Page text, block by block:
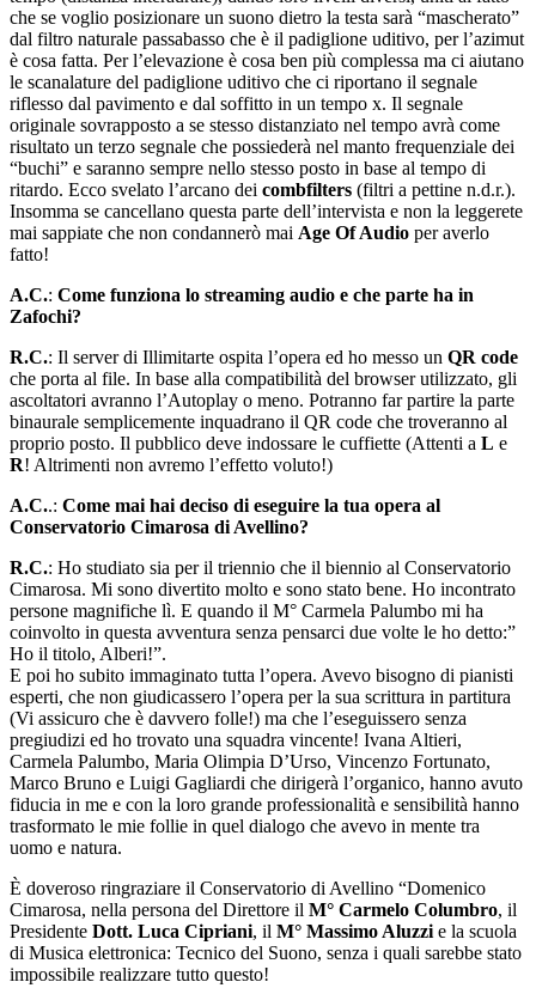
che se voglio posizionare un suono dietro la testa sarà “mascherato”
dal filtro naturale passabasso che è il padiglione uditivo, per l’azimut
è cosa fatta. Per l’elevazione è cosa ben più complessa ma ci aiutano
le scanalature del padiglione uditivo che ci riportano il segnale
riflesso dal pavimento e dal soffitto in un tempo x. Il segnale
originale sovrapposto a se stesso distanziato nel tempo avrà come
risultato un terzo segnale che possiederà nel manto frequenziale dei
“buchi” e saranno sempre nello stesso posto in base al tempo di
ritardo. Ecco svelato l’arcano dei combfilters (filtri a pettine n.d.r.).
Insomma se cancellano questa parte dell’intervista e non la leggerete
mai sappiate che non condannerò mai Age Of Audio per averlo
fatto!
A.C.: Come funziona lo streaming audio e che parte ha in
Zafochi?
R.C.: Il server di Illimitarte ospita l’opera ed ho messo un QR code
che porta al file. In base alla compatibilità del browser utilizzato, gli
ascoltatori avranno l’Autoplay o meno. Potranno far partire la parte
binaurale semplicemente inquadrano il QR code che troveranno al
proprio posto. Il pubblico deve indossare le cuffiette (Attenti a L e
R! Altrimenti non avremo l’effetto voluto!)
A.C..: Come mai hai deciso di eseguire la tua opera al
Conservatorio Cimarosa di Avellino?
R.C.: Ho studiato sia per il triennio che il biennio al Conservatorio
Cimarosa. Mi sono divertito molto e sono stato bene. Ho incontrato
persone magnifiche lì. E quando il M° Carmela Palumbo mi ha
coinvolto in questa avventura senza pensarci due volte le ho detto:”
Ho il titolo, Alberi!”.
E poi ho subito immaginato tutta l’opera. Avevo bisogno di pianisti
esperti, che non giudicassero l’opera per la sua scrittura in partitura
(Vi assicuro che è davvero folle!) ma che l’eseguissero senza
pregiudizi ed ho trovato una squadra vincente! Ivana Altieri,
Carmela Palumbo, Maria Olimpia D’Urso, Vincenzo Fortunato,
Marco Bruno e Luigi Gagliardi che dirigerà l’organico, hanno avuto
fiducia in me e con la loro grande professionalità e sensibilità hanno
trasformato le mie follie in quel dialogo che avevo in mente tra
uomo e natura.
È doveroso ringraziare il Conservatorio di Avellino “Domenico
Cimarosa, nella persona del Direttore il M° Carmelo Columbro, il
Presidente Dott. Luca Cipriani, il M° Massimo Aluzzi e la scuola
di Musica elettronica: Tecnico del Suono, senza i quali sarebbe stato
impossibile realizzare tutto questo!